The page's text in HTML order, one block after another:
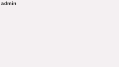
admin